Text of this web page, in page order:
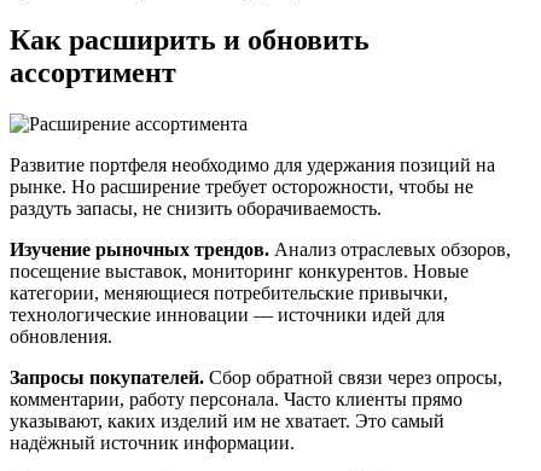
Как расширить и обновить
ассортимент
Развитие портфеля необходимо для удержания позиций на
рынке. Но расширение требует осторожности, чтобы не
раздуть запасы, не снизить оборачиваемость.
Изучение рыночных трендов. Анализ отраслевых обзоров,
посещение выставок, мониторинг конкурентов. Новые
категории, меняющиеся потребительские привычки,
технологические инновации — источники идей для
обновления.
Запросы покупателей. Сбор обратной связи через опросы,
комментарии, работу персонала. Часто клиенты прямо
указывают, каких изделий им не хватает. Это самый
надёжный источник информации.